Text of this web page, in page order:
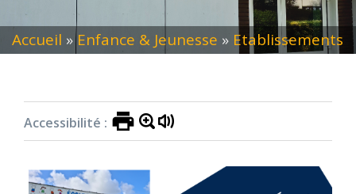
Accueil »Enfance & Jeunesse » Etablissements
Accessibilité :